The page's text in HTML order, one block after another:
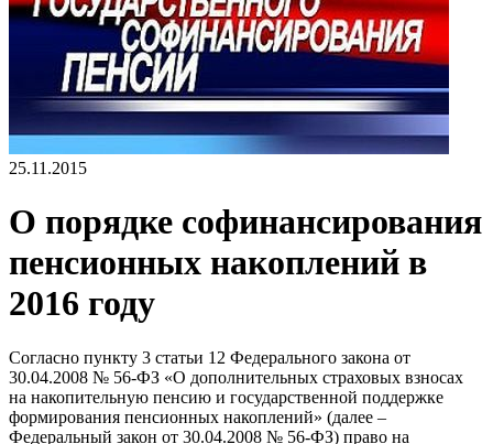
25.11.2015
О порядке софинансирования
пенсионных накоплений в
2016 году
Согласно пункту 3 статьи 12 Федерального закона от
30.04.2008 № 56-ФЗ «О дополнительных страховых взносах
на накопительную пенсию и государственной поддержке
формирования пенсионных накоплений» (далее –
Федеральный закон от 30.04.2008 № 56-ФЗ) право на